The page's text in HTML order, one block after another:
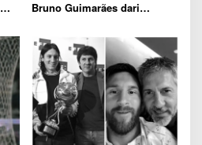
Bruno Guimarães dari
Rp1,81 Triliun